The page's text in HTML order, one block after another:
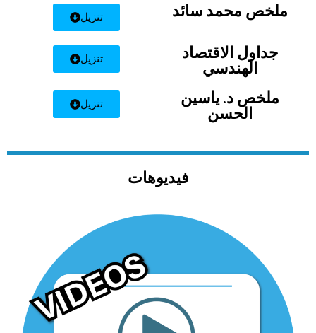
ملخص محمد سائد تنزيل
جداول الاقتصاد
الهندسي
تنزيل
ملخص د. ياسين
الحسن
تنزيل
فيديوهات